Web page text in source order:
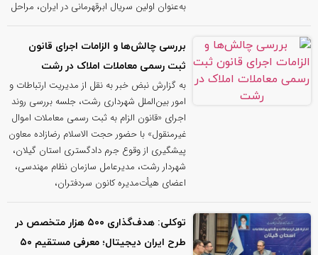
به‌عنوان اولین سریال ابرقهرمانی در ایران، مراحل
بررسی چالش‌ها و الزامات اجرای قانون
ثبت رسمی معاملات املاک در رشت
به گزارش نبض خبر به نقل از مدیریت ارتباطات و
امور بین‌الملل شهرداری رشت، جلسه بررسی روند
اجرای «قانون الزام به ثبت رسمی معاملات اموال
غیرمنقول» با حضور حجت الاسلام رضازاده معاون
پیشگیری از وقوع جرم دادگستری استان گیلان،
شهردار رشت، مدیرعامل سازمان نظام مهندسی،
اعضای هیأت‌مدیره کانون سردفتران،
توکلی: هدف‌گذاری ۵۰۰ هزار متخصص در
طرح ایران دیجیتال؛ معرفی مستقیم ۵۰